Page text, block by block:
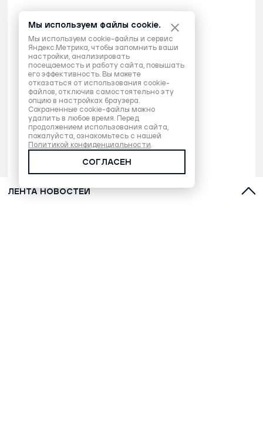
ЛЕНТА НОВОСТЕЙ
Мы используем файлы cookie.
Мы используем cookie-файлы и сервис
Яндекс.Метрика, чтобы запомнить ваши
настройки, анализировать
посещаемость и работу сайта, повышать
его эффективность. Вы можете
отказаться от использования cookie-
файлов, отключив самостоятельно эту
опцию в настройках браузера.
Сохраненные cookie-файлы можно
удалить в любое время. Перед
продолжением использования сайта,
пожалуйста, ознакомьтесь с нашей
Политикой конфиденциальности.
СОГЛАСЕН